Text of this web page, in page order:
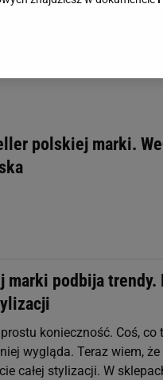
polskiej marki.
marki podbija trendy.
konieczność. Coś, co
wygląda. Teraz wiem,
całej stylizacji. W
i przechowywanie
zarządzania twoimi
i przechodząc do
dane osobowe w
skanowanie
do nich. Spersonalizowane
Partnerów